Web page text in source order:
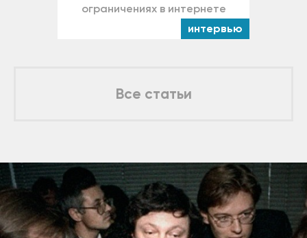
ограничениях в интернете
интервью
Все статьи